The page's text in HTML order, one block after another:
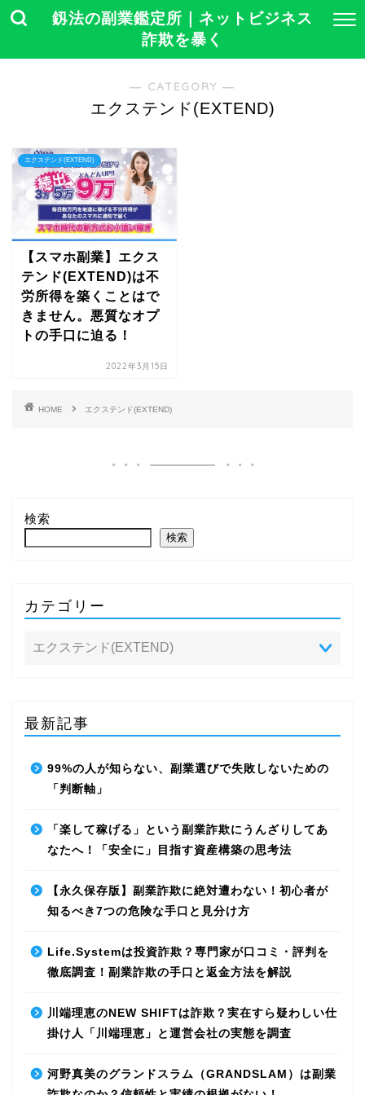
釼法の副業鑑定所｜ネットビジネス
詐欺を暴く
― CATEGORY ―
エクステンド(EXTEND)
エクステンド(EXTEND)
【スマホ副業】エクス
テンド(EXTEND)は不
労所得を築くことはで
きません。悪質なオプ
トの手口に迫る！
2022年3月15日
HOME エクステンド(EXTEND)
検索
検索
カテゴリー
最新記事
99%の人が知らない、副業選びで失敗しないための
「判断軸」
「楽して稼げる」という副業詐欺にうんざりしてあ
なたへ！「安全に」目指す資産構築の思考法
【永久保存版】副業詐欺に絶対遭わない！初心者が
知るべき7つの危険な手口と見分け方
Life.Systemは投資詐欺？専門家が口コミ・評判を
徹底調査！副業詐欺の手口と返金方法を解説
川端理恵のNEW SHIFTは詐欺？実在すら疑わしい仕
掛け人「川端理恵」と運営会社の実態を調査
河野真美のグランドスラム（GRANDSLAM）は副業